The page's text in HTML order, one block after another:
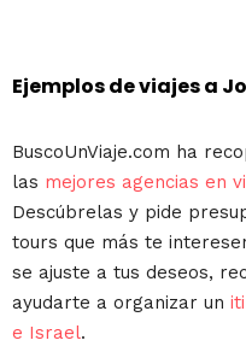
Ejemplos de viajes a
BuscoUnViaje.com ha
las mejores agencias en
Descúbrelas y pide
tours que más te
se ajuste a tus deseos,
ayudarte a organizar un
e Israel.